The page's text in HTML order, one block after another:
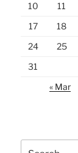
10
11
17
18
24
25
31
« Mar